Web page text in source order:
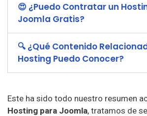
😍 ¿Puedo Contratar un
Joomla Gratis?
🔍 ¿Qué Contenido
Hosting Puedo Conocer?
Este ha sido todo nuestro resumen
Hosting para Joomla, tratamos de